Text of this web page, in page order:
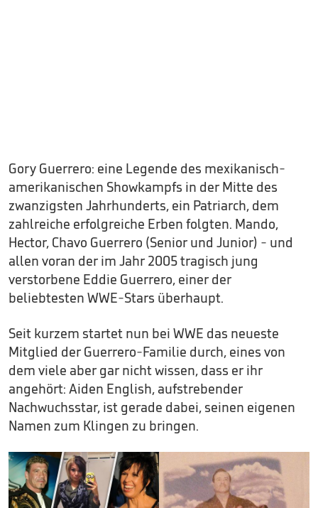
Gory Guerrero: eine Legende des mexikanisch-
amerikanischen Showkampfs in der Mitte des
zwanzigsten Jahrhunderts, ein Patriarch, dem
zahlreiche erfolgreiche Erben folgten. Mando,
Hector, Chavo Guerrero (Senior und Junior) - und
allen voran der im Jahr 2005 tragisch jung
verstorbene Eddie Guerrero, einer der
beliebtesten WWE-Stars überhaupt.
Seit kurzem startet nun bei WWE das neueste
Mitglied der Guerrero-Familie durch, eines von
dem viele aber gar nicht wissen, dass er ihr
angehört: Aiden English, aufstrebender
Nachwuchsstar, ist gerade dabei, seinen eigenen
Namen zum Klingen zu bringen.